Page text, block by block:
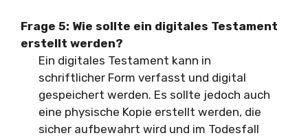
Frage 5: Wie sollte ein digitales Testament
erstellt werden?
Ein digitales Testament kann in
schriftlicher Form verfasst und digital
gespeichert werden. Es sollte jedoch auch
eine physische Kopie erstellt werden, die
sicher aufbewahrt wird und im Todesfall